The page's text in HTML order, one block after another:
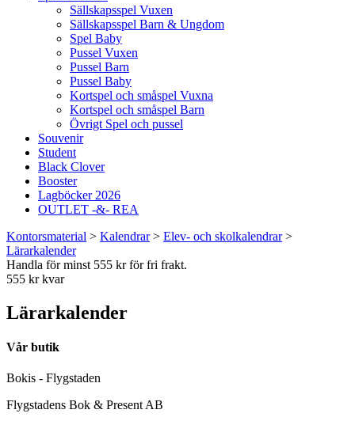
Sällskapsspel Vuxen
Sällskapsspel Barn & Ungdom
Spel Baby
Pussel Vuxen
Pussel Barn
Pussel Baby
Kortspel och småspel Vuxna
Kortspel och småspel Barn
Övrigt Spel och pussel
Souvenir
Student
Black Clover
Booster
Lagböcker 2026
OUTLET -&- REA
Kontorsmaterial > Kalendrar> Elev- och skolkalendrar>
Lärarkalender
Handla för minst 555 kr för fri frakt.
555 kr kvar
Lärarkalender
Vår butik
Bokis - Flygstaden
Flygstadens Bok & Present AB